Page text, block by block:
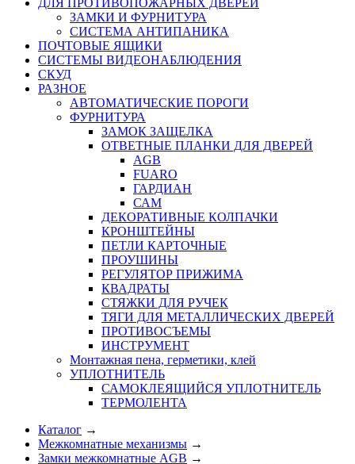
ЗАМКИ И ФУРНИТУРА
СИСТЕМА АНТИПАНИКА
ПОЧТОВЫЕ ЯЩИКИ
СИСТЕМЫ ВИДЕОНАБЛЮДЕНИЯ
СКУД
РАЗНОЕ
АВТОМАТИЧЕСКИЕ ПОРОГИ
ФУРНИТУРА
ЗАМОК ЗАЩЕЛКА
ОТВЕТНЫЕ ПЛАНКИ ДЛЯ ДВЕРЕЙ
AGB
FUARO
ГАРДИАН
САМ
ДЕКОРАТИВНЫЕ КОЛПАЧКИ
КРОНШТЕЙНЫ
ПЕТЛИ КАРТОЧНЫЕ
ПРОУШИНЫ
РЕГУЛЯТОР ПРИЖИМА
КВАДРАТЫ
СТЯЖКИ ДЛЯ РУЧЕК
ТЯГИ ДЛЯ МЕТАЛЛИЧЕСКИХ ДВЕРЕЙ
ПРОТИВОСЪЕМЫ
ИНСТРУМЕНТ
Монтажная пена, герметики, клей
УПЛОТНИТЕЛЬ
САМОКЛЕЯЩИЙСЯ УПЛОТНИТЕЛЬ
ТЕРМОЛЕНТА
Каталог →
Межкомнатные механизмы →
Замки межкомнатные AGB →